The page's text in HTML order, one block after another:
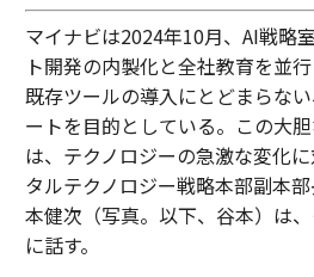
マイナビは2024年10月、AI戦略
ト開発の内製化と全社教育を並
既存ツールの導入にとどまらな
ートを目的としている。この大
は、テクノロジーの急激な変化
タルテクノロジー戦略本部副本
本健次（写真。以下、谷本）は
に話す。